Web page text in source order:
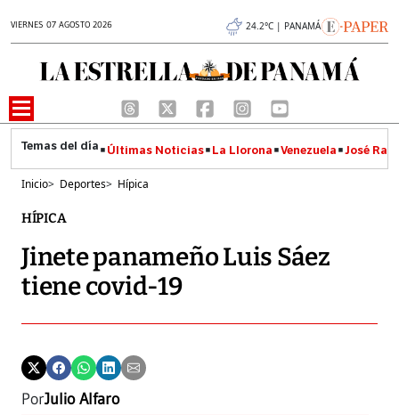
VIERNES 07 AGOSTO 2026 24.2°C | PANAMÁ
Últimas Noticias La Llorona Venezuela José
Inicio> Deportes> Hípica
HÍPICA
Jinete panameño Luis Sáez
tiene covid-19
PorJulio Alfaro